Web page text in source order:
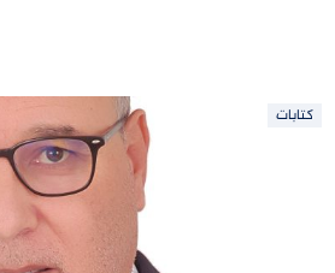
كتابات